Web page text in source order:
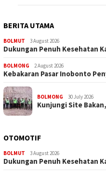
BERITA UTAMA
BOLMUT 3 August 2026
Dukungan Penuh Kesehatan
BOLMONG 2 August 2026
Kebakaran Pasar Inobonto
BOLMONG 30 July 2026
Kunjungi Site
OTOMOTIF
BOLMUT 3 August 2026
Dukungan Penuh Kesehatan